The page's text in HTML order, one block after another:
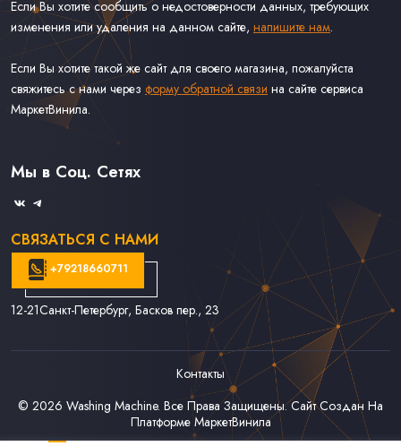
Если Вы хотите сообщить о недостоверности данных, требующих
изменения или удаления на данном сайте, напишите нам.
Если Вы хотите такой же сайт для своего магазина, пожалуйста
свяжитесь с нами через форму обратной связи на сайте сервиса
МаркетВинила.
Каталог Винила, CD и Кассет
Доставка и Оплата
Связаться С Нами
Мы в Соц. Сетях
СВЯЗАТЬСЯ С НАМИ
+79218660711
12-21Санкт-Петербург, Басков пер., 23
Контакты
© 2026 Washing Machine. Все Права Защищены. Сайт Создан На
Платформе МаркетВинила